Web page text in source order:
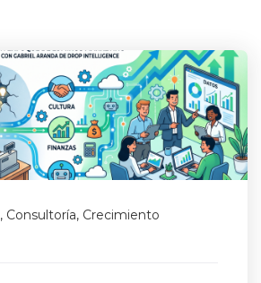
, Consultoría, Crecimiento